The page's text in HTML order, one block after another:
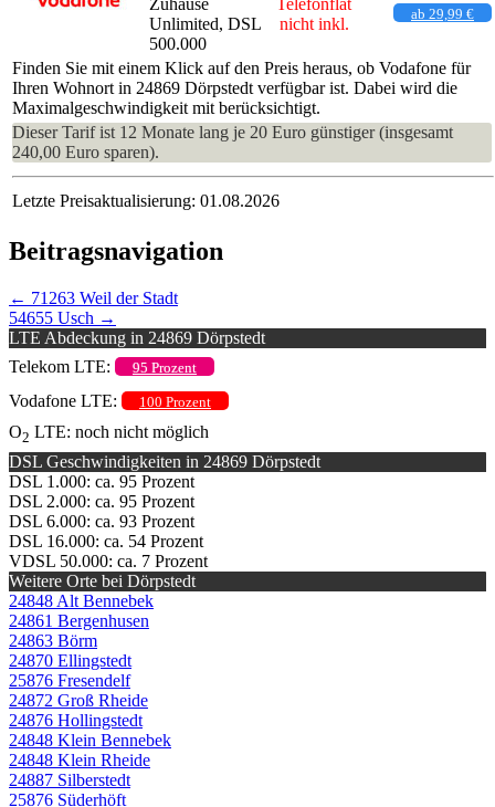
Unlimited, DSL
500.000
nicht inkl.
ab 29,99 €
Finden Sie mit einem Klick auf den Preis heraus, ob Vodafone für
Ihren Wohnort in 24869 Dörpstedt verfügbar ist. Dabei wird die
Maximalgeschwindigkeit mit berücksichtigt.
Dieser Tarif ist 12 Monate lang je 20 Euro günstiger (insgesamt
240,00 Euro sparen).
Letzte Preisaktualisierung: 01.08.2026
Beitragsnavigation
← 71263 Weil der Stadt
54655 Usch →
LTE Abdeckung in 24869 Dörpstedt
Telekom LTE:
95 Prozent
Vodafone LTE: 100 Prozent
O2 LTE: noch nicht möglich
DSL Geschwindigkeiten in 24869 Dörpstedt
DSL 1.000: ca. 95 Prozent
DSL 2.000: ca. 95 Prozent
DSL 6.000: ca. 93 Prozent
DSL 16.000: ca. 54 Prozent
VDSL 50.000: ca. 7 Prozent
Weitere Orte bei Dörpstedt
24848 Alt Bennebek
24861 Bergenhusen
24863 Börm
24870 Ellingstedt
25876 Fresendelf
24872 Groß Rheide
24876 Hollingstedt
24848 Klein Bennebek
24848 Klein Rheide
24887 Silberstedt
25876 Süderhöft